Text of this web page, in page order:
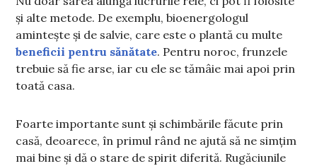
și alte metode. De exemplu, bioenergologul
amintește și de salvie, care este o plantă cu multe
beneficii pentru sănătate. Pentru noroc, frunzele
trebuie să fie arse, iar cu ele se tămâie mai apoi prin
toată casa.
Foarte importante sunt și schimbările făcute prin
casă, deoarece, în primul rând ne ajută să ne simțim
mai bine și dă o stare de spirit diferită. Rugăciunile